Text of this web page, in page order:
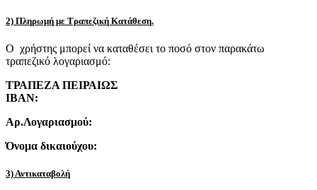
2) Πληρωμή με Τραπεζική Κατάθεση.
Ο χρήστης μπορεί να καταθέσει το ποσό στον παρακάτω
τραπεζικό λογαριασμό:
ΤΡΑΠΕΖΑ ΠΕΙΡΑΙΩΣ
IBAN:
Αρ.Λογαριασμού:
Όνομα δικαιούχου:
3) Αντικαταβολή